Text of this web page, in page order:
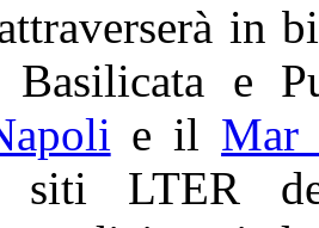
in
Basilicata e
e il Mar
siti LTER